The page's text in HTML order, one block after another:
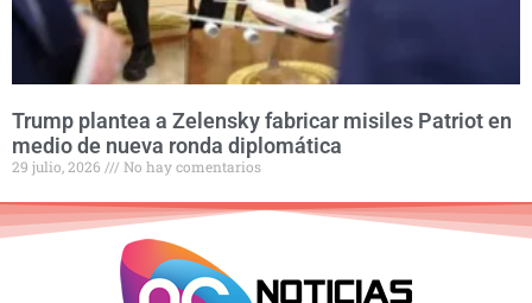
Trump plantea a Zelensky fabricar misiles Patriot en
medio de nueva ronda diplomática
29 julio, 2026 No hay comentarios